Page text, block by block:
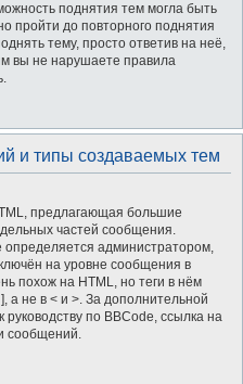
поднятия тем могла быть
пройти до повторного поднятия
тему, просто ответив на неё,
вы не нарушаете правила
и типы создаваемых тем
предлагающая большие
частей сообщения.
определяется администратором,
на уровне сообщения в
похож на HTML, но теги в нём
а не в < и >. За дополнительной
по BBCode, ссылка на
сообщений.